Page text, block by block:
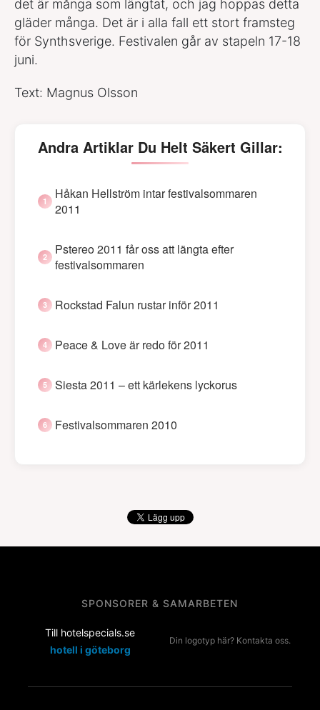
det är många som längtat, och jag hoppas detta
gläder många. Det är i alla fall ett stort framsteg
för Synthsverige. Festivalen går av stapeln 17-18
juni.
Text: Magnus Olsson
Andra Artiklar Du Helt Säkert Gillar:
Håkan Hellström intar festivalsommaren
2011
Pstereo 2011 får oss att längta efter
festivalsommaren
Rockstad Falun rustar inför 2011
Peace & Love är redo för 2011
Siesta 2011 – ett kärlekens lyckorus
Festivalsommaren 2010
SPONSORER & SAMARBETEN
Till hotelspecials.se
hotell i göteborg
Din logotyp här? Kontakta oss.